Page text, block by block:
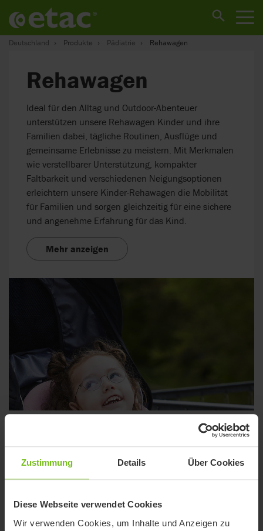
Zustimmung Details Über Cookies
Diese Webseite verwendet Cookies
Wir verwenden Cookies, um Inhalte und Anzeigen zu
Deutschland Produkte Pädiatrie Rehawagen
Rehawagen
Ideal für den Alltag und Outdoor-Abenteuer
unterstützen unsere Rehawagen Kinder und ihre
Familien dabei, tägliche Routinen, Ausflüge und
gemeinsame Erlebnisse zu meistern. Mit Merkmalen
wie verstellbarer Unterstützung, kompakter
Faltbarkeit und verschiedenen Neigungsoptionen
erleichtern unsere Kinder-Rehawagen die Mobilität
für Familien und sorgen gleichzeitig für eine sichere
und angenehme Erfahrung für das Kind.
Mehr anzeigen
2Suchergebnisse